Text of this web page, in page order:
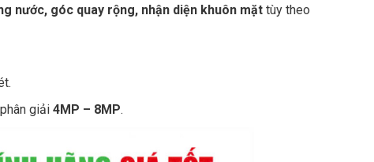
nước, góc quay rộng, nhận diện khuôn mặttùy theo
phân giải4MP – 8MP.